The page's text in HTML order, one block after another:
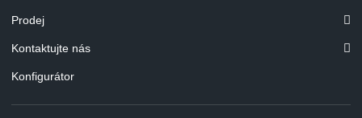
Prodej
Kontaktujte nás
Konfigurátor